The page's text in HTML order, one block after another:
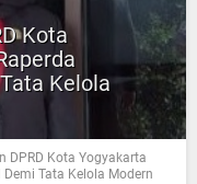
Kota
Kelola
DPRD Kota Yogyakarta
Tata Kelola Modern